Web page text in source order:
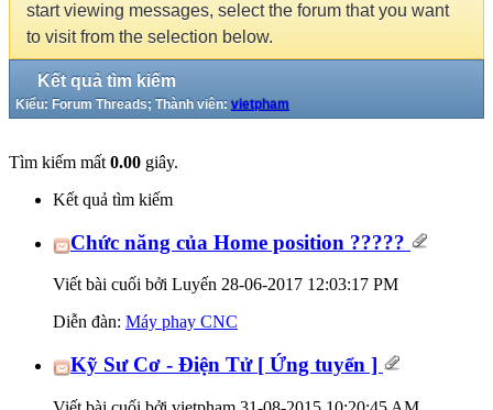
start viewing messages, select the forum that you want
to visit from the selection below.
Kết quả tìm kiếm
Kiểu: Forum Threads; Thành viên: vietpham
Tìm kiếm mất 0.00 giây.
Kết quả tìm kiếm
Chức năng của Home position ?????
Viết bài cuối bởi Luyến 28-06-2017 12:03:17 PM
Diễn đàn: Máy phay CNC
Kỹ Sư Cơ - Điện Tử [ Ứng tuyển ]